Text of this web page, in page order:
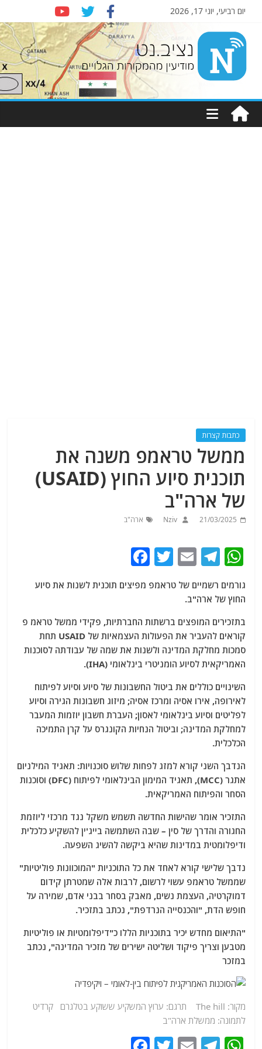
יום רביעי, יוני 17, 2026
Nziv.net
מודיעין
מהמקורות
כתבות קצרות
ממשל טראמפ משנה את
תוכנית סיוע החוץ (USAID)
של ארה"ב
21/03/2025
Nziv ארה"ב
W
at
s
A
p
p
T
e
g
ra
m
E
ai
l
T
itt
er
c
e
b
o
o
k
גורמים רשמיים של טראמפ מפיצים תוכנית לשנות את סיוע
החוץ של ארה"ב.
בתזכירים המופצים ברשתות החברתיות, פקידי ממשל טראמ פ
קוראים להעביר את הפעולות העצמאיות של USAID תחת
סמכות מחלקת המדינה ולשנות את שמה של עבודתה לסוכנות
האמריקאית לסיוע הומניטרי בינלאומי (IHA).
השינויים כוללים את ביטול החשבונות של סיוע וסיוע לפיתוח
לאירופה, אירו אסיה ומרכז אסיה; מיזוג חשבונות הגירה וסיוע
לפליטים וסיוע בינלאומי לאסון; העברת חשבון יוזמות המעבר
למחלקת המדינה; וביטול הנחיות הקונגרס על קרן התמיכה
הכלכלית.
הנדבך השני קורא למזג לפחות שלוש סוכנויות: תאגיד המילניום
אתגר (MCC), תאגיד המימון הבינלאומי לפיתוח (DFC) וסוכנות
הסחר והפיתוח האמריקאית.
התזכיר אומר שהישות החדשה תשמש משקל נגד מרכזי ליוזמת
החגורה והדרך של סין – שבה השתמשה בייג'ין להשקיע כלכלית
ודיפלומטית במדינות שהיא ביקשה להשיג השפעה.
נדבך שלישי קורא לאחד את כל התוכניות "המוכוונות פוליטיות"
שממשל טראמפ עשוי לרשום, לרבות אלה שמטרתן קידום
דמוקרטיה, העצמת נשים, מאבק בסחר בבני אדם, שמירה על
חופש הדת, "והכנסייה הנרדפת", נכתב בתזכיר.
"התיאום מחדש יכיר בתוכניות הללו כ"דיפלומטיות או פוליטיות
מטבען וצריך פיקוד ושליטה ישירים של מזכיר המדינה", נכתב
במזכר
מקור: The hill תרגם: ערוץ המשקיע ששוקע בטלגרם קרדיט
לתמונה: ממשלת ארה"ב